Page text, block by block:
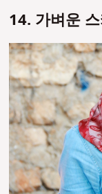
14. 가벼운